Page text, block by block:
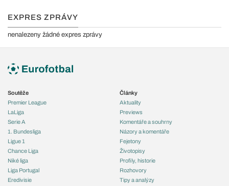
EXPRES ZPRÁVY
nenalezeny žádné expres zprávy
Soutěže
Premier League
LaLiga
Serie A
1. Bundesliga
Ligue 1
Chance Liga
Niké liga
Liga Portugal
Eredivisie
Články
Aktuality
Previews
Komentáře a souhrny
Názory a komentáře
Fejetony
Životopisy
Profily, historie
Rozhovory
Tipy a analýzy